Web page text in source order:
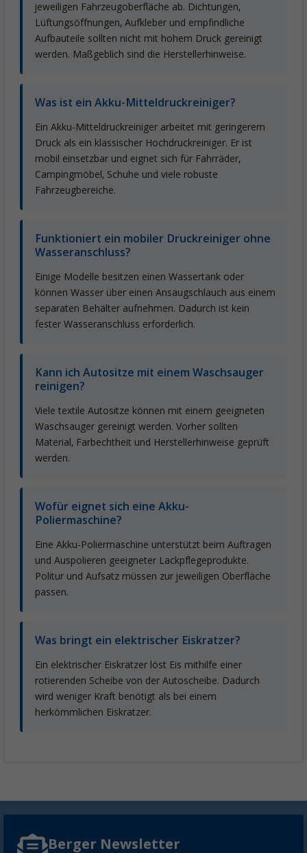
jeweiligen Fahrzeugoberfläche ab. Dichtungen,
Lüftungsöffnungen, Aufkleber und empfindliche
Aufbauteile sollten nicht mit hohem Druck gereinigt
werden. Maßgeblich sind die Herstellerhinweise.
Was ist ein Akku-Mitteldruckreiniger?
Ein Akku-Mitteldruckreiniger arbeitet mit geringerem
Druck als ein klassischer Hochdruckreiniger. Er ist
mobil einsetzbar und eignet sich für Fahrräder,
Campingmöbel, Schuhe und viele robuste
Fahrzeugbereiche.
Funktioniert ein mobiler Druckreiniger ohne
Wasseranschluss?
Einige Modelle besitzen einen Wassertank oder
können Wasser über einen Ansaugschlauch aus einem
separaten Behälter aufnehmen. Dadurch ist kein
fester Wasseranschluss erforderlich.
Kann ich Autositze mit einem Waschsauger
reinigen?
Viele textile Autositze können mit einem geeigneten
Waschsauger gereinigt werden. Vorher sollten
Material, Farbechtheit und Herstellerhinweise geprüft
werden.
Wofür eignet sich eine Akku-
Poliermaschine?
Eine Akku-Poliermaschine unterstützt beim Auftragen
und Auspolieren geeigneter Lackpflegeprodukte.
Politur und Aufsatz müssen zur jeweiligen Oberfläche
passen.
Was bringt ein elektrischer Eiskratzer?
Ein elektrischer Eiskratzer löst Eis mithilfe einer
rotierenden Scheibe von der Autoscheibe. Dadurch
wird weniger Kraft benötigt als bei einem
herkömmlichen Eiskratzer.
Berger Newsletter